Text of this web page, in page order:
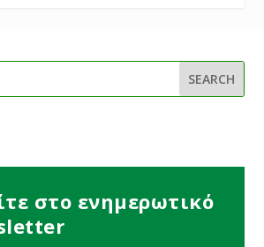
στο ενημερωτικό